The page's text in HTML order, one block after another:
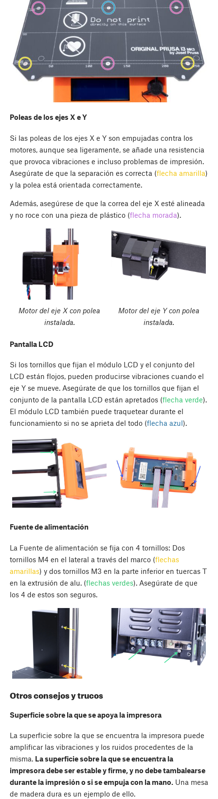
Poleas de los ejes X e Y
Si las poleas de los ejes X e Y son empujadas contra los
motores, aunque sea ligeramente, se añade una resistencia
que provoca vibraciones e incluso problemas de impresión.
Asegúrate de que la separación es correcta (flecha amarilla)
y la polea está orientada correctamente.
Además, asegúrese de que la correa del eje X esté alineada
y no roce con una pieza de plástico (flecha morada).
Motor del eje X con polea
instalada.
Motor del eje Y con polea
instalada.
Pantalla LCD
Si los tornillos que fijan el módulo LCD y el conjunto del
LCD están flojos, pueden producirse vibraciones cuando el
eje Y se mueve. Asegúrate de que los tornillos que fijan el
conjunto de la pantalla LCD están apretados (flecha verde).
El módulo LCD también puede traquetear durante el
funcionamiento si no se aprieta del todo (flecha azul).
Fuente de alimentación
La Fuente de alimentación se fija con 4 tornillos: Dos
tornillos M4 en el lateral a través del marco (flechas
amarillas) y dos tornillos M3 en la parte inferior en tuercas T
en la extrusión de alu. (flechas verdes). Asegúrate de que
los 4 de estos son seguros.
Otros consejos y trucos
Superficie sobre la que se apoya la impresora
La superficie sobre la que se encuentra la impresora puede
amplificar las vibraciones y los ruidos procedentes de la
misma. La superficie sobre la que se encuentra la
impresora debe ser estable y firme, y no debe tambalearse
durante la impresión o si se empuja con la mano. Una mesa
de madera dura es un ejemplo de ello.